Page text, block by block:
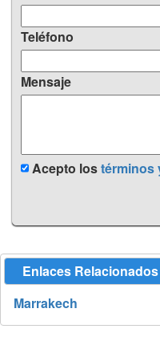
Teléfono
Mensaje
Acepto lostérminos
Enlaces Relacionados
Marrakech